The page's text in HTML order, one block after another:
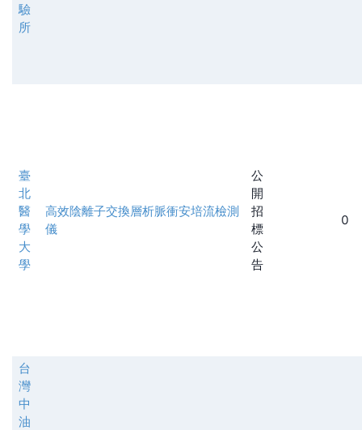
驗
所
臺
北
醫
學
大
學
高效陰離子交換層析脈衝安培流檢測
儀
公
開
招
標
公
告
0
台
灣
中
油